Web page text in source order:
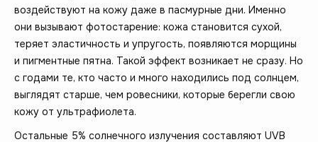
воздействуют на кожу даже в пасмурные дни. Именно
они вызывают фотостарение: кожа становится сухой,
теряет эластичность и упругость, появляются морщины
и пигментные пятна. Такой эффект возникает не сразу. Но
с годами те, кто часто и много находились под солнцем,
выглядят старше, чем ровесники, которые берегли свою
кожу от ультрафиолета.
Остальные 5% солнечного излучения составляют UVB